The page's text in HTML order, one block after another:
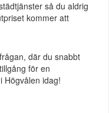
så du aldrig
kommer att
där du snabbt
för en
Högvålen idag!